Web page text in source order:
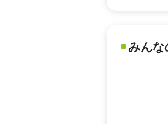
みん